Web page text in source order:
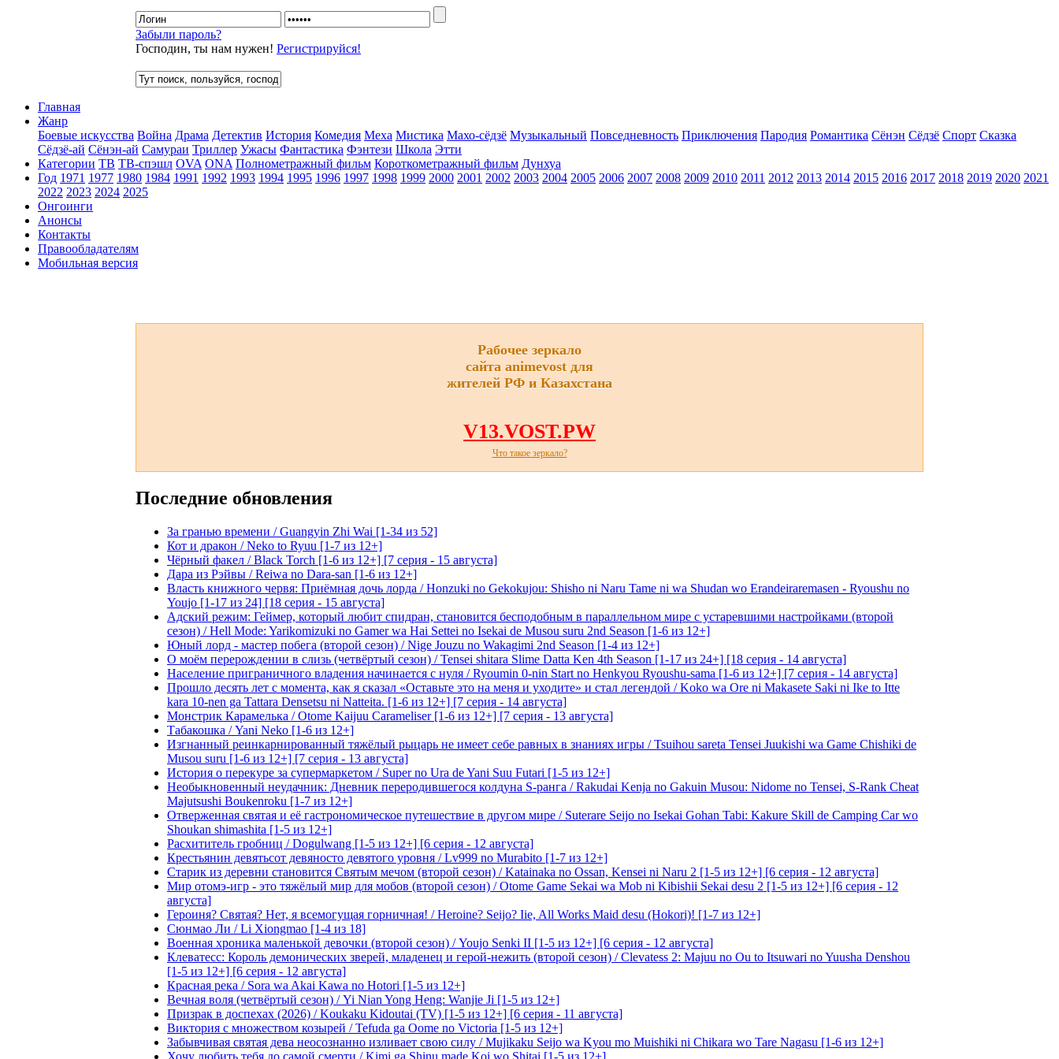
Забыли пароль?
Господин, ты нам нужен! Регистрируйся!
Главная
Жанр
Боевые искусства Война Драма Детектив История Комедия Меха Мистика Махо-сёдзё Музыкальный Повседневность Приключения Пародия Романтика Сёнэн Сёдзё Спорт Сказка
Сёдзё-ай Сёнэн-ай Самураи Триллер Ужасы Фантастика Фэнтези Школа Этти
Категории ТВ ТВ-спэшл OVA ONA Полнометражный фильм Короткометражный фильм Дунхуа
Год 1971 1977 1980 1984 1991 1992 1993 1994 1995 1996 1997 1998 1999 2000 2001 2002 2003 2004 2005 2006 2007 2008 2009 2010 2011 2012 2013 2014 2015 2016 2017 2018 2019 2020 2021
2022 2023 2024 2025
Онгоинги
Анонсы
Контакты
Правообладателям
Мобильная версия
Рабочее зеркало
сайта animevost для
жителей РФ и Казахстана
V13.VOST.PW
Что такое зеркало?
Последние обновления
За гранью времени / Guangyin Zhi Wai [1-34 из 52]
Кот и дракон / Neko to Ryuu [1-7 из 12+]
Чёрный факел / Black Torch [1-6 из 12+] [7 серия - 15 августа]
Дара из Рэйвы / Reiwa no Dara-san [1-6 из 12+]
Власть книжного червя: Приёмная дочь лорда / Honzuki no Gekokujou: Shisho ni Naru Tame ni wa Shudan wo Erandeiraremasen - Ryoushu no
Youjo [1-17 из 24] [18 серия - 15 августа]
Адский режим: Геймер, который любит спидран, становится бесподобным в параллельном мире с устаревшими настройками (второй
сезон) / Hell Mode: Yarikomizuki no Gamer wa Hai Settei no Isekai de Musou suru 2nd Season [1-6 из 12+]
Юный лорд - мастер побега (второй сезон) / Nige Jouzu no Wakagimi 2nd Season [1-4 из 12+]
О моём перерождении в слизь (четвёртый сезон) / Tensei shitara Slime Datta Ken 4th Season [1-17 из 24+] [18 серия - 14 августа]
Население приграничного владения начинается с нуля / Ryoumin 0-nin Start no Henkyou Ryoushu-sama [1-6 из 12+] [7 серия - 14 августа]
Прошло десять лет с момента, как я сказал «Оставьте это на меня и уходите» и стал легендой / Koko wa Ore ni Makasete Saki ni Ike to Itte
kara 10-nen ga Tattara Densetsu ni Natteita. [1-6 из 12+] [7 серия - 14 августа]
Монстрик Карамелька / Otome Kaijuu Carameliser [1-6 из 12+] [7 серия - 13 августа]
Табакошка / Yani Neko [1-6 из 12+]
Изгнанный реинкарнированный тяжёлый рыцарь не имеет себе равных в знаниях игры / Tsuihou sareta Tensei Juukishi wa Game Chishiki de
Musou suru [1-6 из 12+] [7 серия - 13 августа]
История о перекуре за супермаркетом / Super no Ura de Yani Suu Futari [1-5 из 12+]
Необыкновенный неудачник: Дневник переродившегося колдуна S-ранга / Rakudai Kenja no Gakuin Musou: Nidome no Tensei, S-Rank Cheat
Majutsushi Boukenroku [1-7 из 12+]
Отверженная святая и её гастрономическое путешествие в другом мире / Suterare Seijo no Isekai Gohan Tabi: Kakure Skill de Camping Car wo
Shoukan shimashita [1-5 из 12+]
Расхититель гробниц / Dogulwang [1-5 из 12+] [6 серия - 12 августа]
Крестьянин девятьсот девяносто девятого уровня / Lv999 no Murabito [1-7 из 12+]
Старик из деревни становится Святым мечом (второй сезон) / Katainaka no Ossan, Kensei ni Naru 2 [1-5 из 12+] [6 серия - 12 августа]
Мир отомэ-игр - это тяжёлый мир для мобов (второй сезон) / Otome Game Sekai wa Mob ni Kibishii Sekai desu 2 [1-5 из 12+] [6 серия - 12
августа]
Героиня? Святая? Нет, я всемогущая горничная! / Heroine? Seijo? Iie, All Works Maid desu (Hokori)! [1-7 из 12+]
Сюнмао Ли / Li Xiongmao [1-4 из 18]
Военная хроника маленькой девочки (второй сезон) / Youjo Senki II [1-5 из 12+] [6 серия - 12 августа]
Клеватесс: Король демонических зверей, младенец и герой-нежить (второй сезон) / Clevatess 2: Majuu no Ou to Itsuwari no Yuusha Denshou
[1-5 из 12+] [6 серия - 12 августа]
Красная река / Sora wa Akai Kawa no Hotori [1-5 из 12+]
Вечная воля (четвёртый сезон) / Yi Nian Yong Heng: Wanjie Ji [1-5 из 12+]
Призрак в доспехах (2026) / Koukaku Kidoutai (TV) [1-5 из 12+] [6 серия - 11 августа]
Виктория с множеством козырей / Tefuda ga Oome no Victoria [1-5 из 12+]
Забывчивая святая дева неосознанно изливает свою силу / Mujikaku Seijo wa Kyou mo Muishiki ni Chikara wo Tare Nagasu [1-6 из 12+]
Хочу любить тебя до самой смерти / Kimi ga Shinu made Koi wo Shitai [1-5 из 12+]